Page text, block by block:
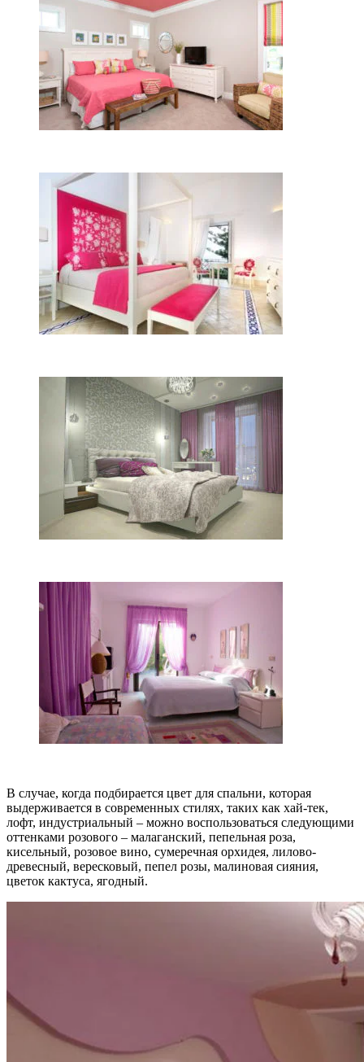
В случае, когда подбирается цвет для спальни, которая
выдерживается в современных стилях, таких как хай-тек,
лофт, индустриальный – можно воспользоваться следующими
оттенками розового – малаганский, пепельная роза,
кисельный, розовое вино, сумеречная орхидея, лилово-
древесный, вересковый, пепел розы, малиновая сияния,
цветок кактуса, ягодный.